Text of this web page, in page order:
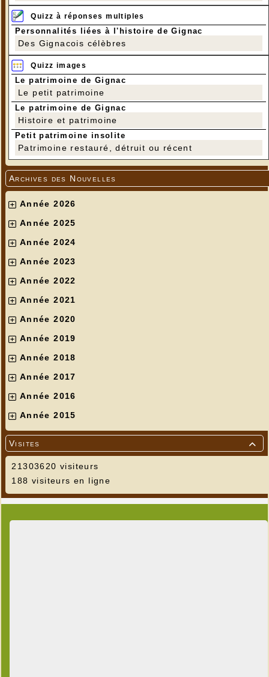
Quizz à réponses multiples
Personnalités liées à l'histoire de Gignac
Des Gignacois célèbres
Quizz images
Le patrimoine de Gignac
Le petit patrimoine
Le patrimoine de Gignac
Histoire et patrimoine
Petit patrimoine insolite
Patrimoine restauré, détruit ou récent
Archives des Nouvelles
Année 2026
Année 2025
Année 2024
Année 2023
Année 2022
Année 2021
Année 2020
Année 2019
Année 2018
Année 2017
Année 2016
Année 2015

Visites
21303620 visiteurs
188 visiteurs en ligne
Photos RV réalisées dans la forêt primaire de
Madagascar